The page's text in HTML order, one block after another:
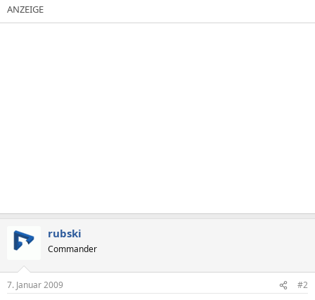
rubski
Commander
7. Januar 2009 #2